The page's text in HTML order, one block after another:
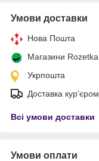
Умови доставки
Нова Пошта
Магазини Rozetka
Укрпошта
Доставка кур'єром
Всі умови доставки
Умови оплати